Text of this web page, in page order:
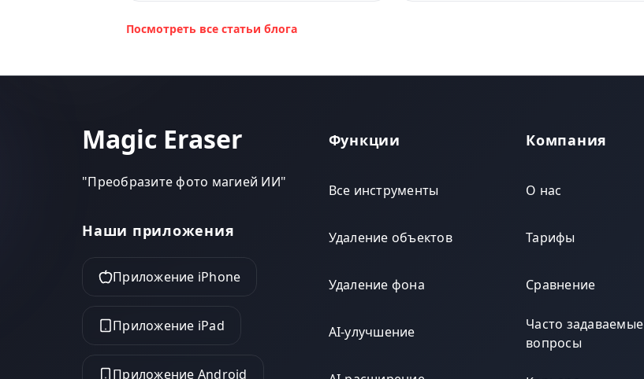
Посмотреть все статьи блога
Magic Eraser
"Преобразите фото магией ИИ"
Наши приложения
Приложение iPhone
Приложение iPad
Приложение Android
Функции
Все инструменты
Удаление объектов
Удаление фона
AI-улучшение
Компания
О нас
Тарифы
Сравнение
Часто задаваемые
вопросы